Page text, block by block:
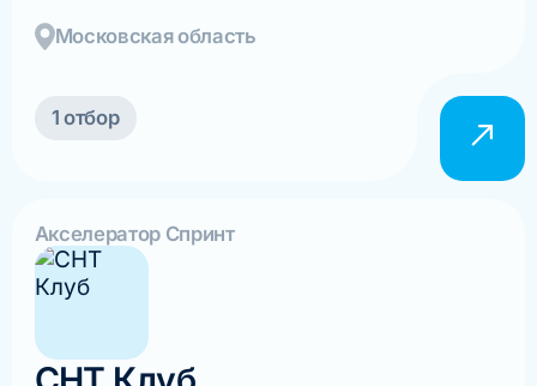
Московская область
1 отбор
Акселератор Спринт